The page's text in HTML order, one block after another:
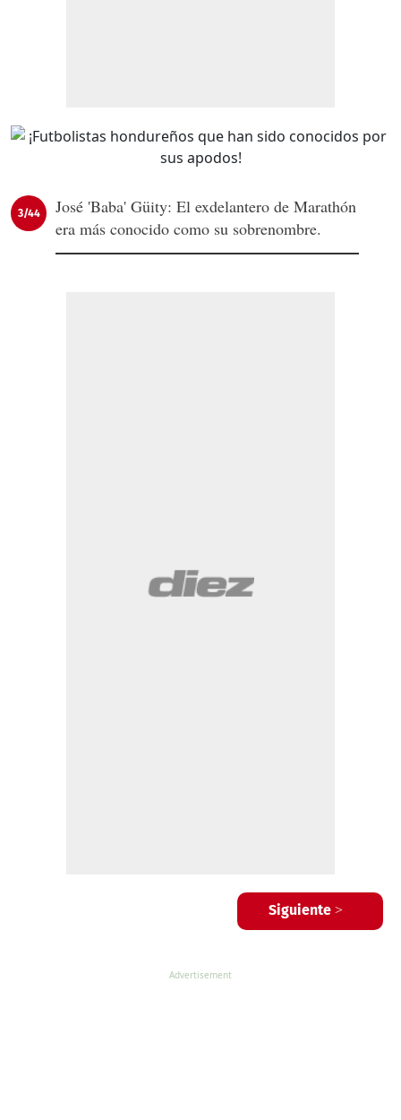
3/44
José 'Baba' Güity: El exdelantero de Marathón
era más conocido como su sobrenombre.
Siguiente >